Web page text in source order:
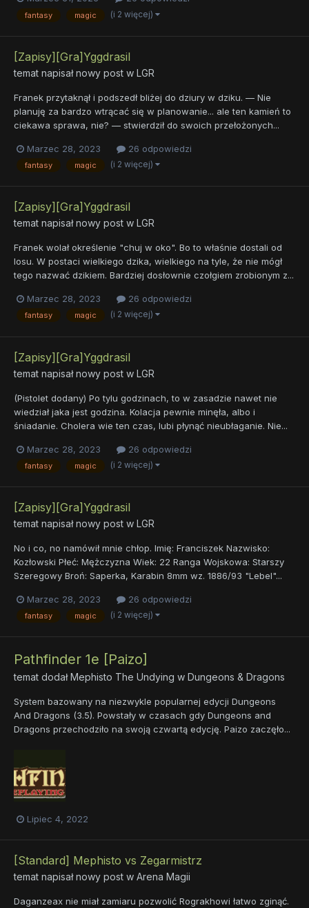
fantasy magic (i 2 więcej)
[Zapisy][Gra]Yggdrasil
temat napisał nowy post w LGR
Franek przytaknął i podszedł bliżej do dziury w dziku. — Nie
planuję za bardzo wtrącać się w planowanie... ale ten kamień to
ciekawa sprawa, nie? — stwierdził do swoich przełożonych...
Marzec 28, 2023 26 odpowiedzi
fantasy magic (i 2 więcej)
[Zapisy][Gra]Yggdrasil
temat napisał nowy post w LGR
Franek wolał określenie "chuj w oko". Bo to właśnie dostali od
losu. W postaci wielkiego dzika, wielkiego na tyle, że nie mógł
tego nazwać dzikiem. Bardziej dosłownie czołgiem zrobionym z...
Marzec 28, 2023 26 odpowiedzi
fantasy magic (i 2 więcej)
[Zapisy][Gra]Yggdrasil
temat napisał nowy post w LGR
(Pistolet dodany) Po tylu godzinach, to w zasadzie nawet nie
wiedział jaka jest godzina. Kolacja pewnie minęła, albo i
śniadanie. Cholera wie ten czas, lubi płynąć nieubłaganie. Nie...
Marzec 28, 2023 26 odpowiedzi
fantasy magic (i 2 więcej)
[Zapisy][Gra]Yggdrasil
temat napisał nowy post w LGR
No i co, no namówił mnie chłop. Imię: Franciszek Nazwisko:
Kozłowski Płeć: Mężczyzna Wiek: 22 Ranga Wojskowa: Starszy
Szeregowy Broń: Saperka, Karabin 8mm wz. 1886/93 "Lebel"...
Marzec 28, 2023 26 odpowiedzi
fantasy magic (i 2 więcej)
Pathfinder 1e [Paizo]
temat dodałMephisto The Undying w Dungeons & Dragons
System bazowany na niezwykle popularnej edycji Dungeons
And Dragons (3.5). Powstały w czasach gdy Dungeons and
Dragons przechodziło na swoją czwartą edycję. Paizo zaczęło...
Lipiec 4, 2022
[Standard] Mephisto vs Zegarmistrz
temat napisał nowy post w Arena Magii
Daganzeax nie miał zamiaru pozwolić Rograkhowi łatwo zginąć.